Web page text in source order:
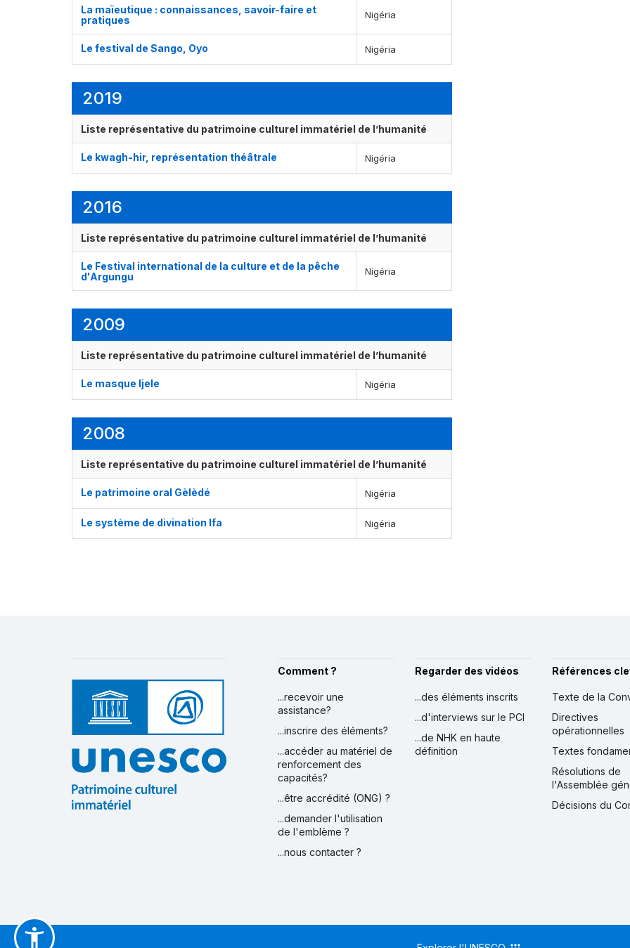
La maïeutique : connaissances, savoir-faire et
pratiques
Nigéria
Le festival de Sango, Oyo Nigéria
2019
Liste représentative du patrimoine culturel immatériel de l’humanité
Le kwagh-hir, représentation théâtrale Nigéria
2016
Liste représentative du patrimoine culturel immatériel de l’humanité
Le Festival international de la culture et de la pêche
d'Argungu
Nigéria
2009
Liste représentative du patrimoine culturel immatériel de l’humanité
Le masque Ijele Nigéria
2008
Liste représentative du patrimoine culturel immatériel de l’humanité
Le patrimoine oral Gèlèdé Nigéria
Le système de divination Ifa Nigéria
Comment ?
...recevoir une
assistance?
...inscrire des éléments?
...accéder au matériel de
renforcement des
capacités?
...être accrédité (ONG) ?
...demander l'utilisation
de l'emblème ?
...nous contacter ?
Regarder des vidéos
...des éléments inscrits
...d'interviews sur le PCI
...de NHK en haute
définition
Références
Texte de la
Directives
opérationnelles
Textes
Résolutions de
l'Assemblée
Décisions du